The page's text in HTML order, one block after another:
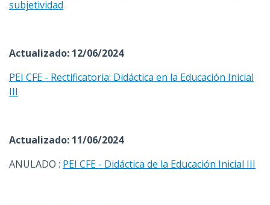
subjetividad
Actualizado: 12/06/2024
PEI CFE - Rectificatoria: Didáctica en la Educación Inicial
III
Actualizado: 11/06/2024
ANULADO : PEI CFE - Didáctica de la Educación Inicial III